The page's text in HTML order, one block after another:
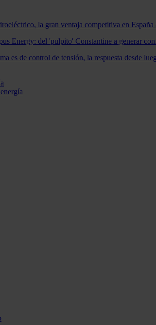
la gran ventaja competitiva en
Energy: del 'pulpito' Constantine a generar
es de control de tensión, la respuesta desde